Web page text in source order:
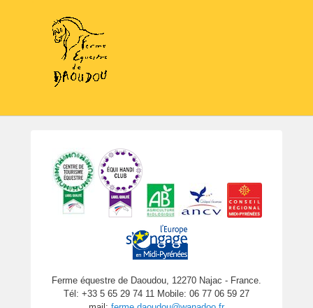
Ferme équestre de Daoudou, 12270 Najac - France.
Tél: +33 5 65 29 74 11 Mobile: 06 77 06 59 27